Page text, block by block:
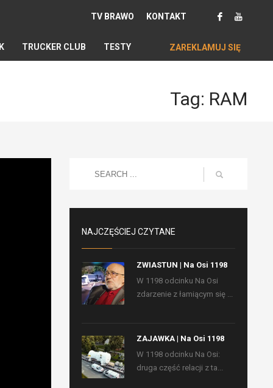
TV BRAWO KONTAKT
TRUCKER CLUB TESTY ZAREKLAMUJ SIĘ
Tag: RAM
NAJCZĘŚCIEJ CZYTANE
ZWIASTUN | Na Osi 1198
W 1198 odcinku Na Osi
zdarzenie z łamiącym się ...
ZAJAWKA | Na Osi 1198
W 1198 odcinku Na Osi:
druga część relacji z ta...